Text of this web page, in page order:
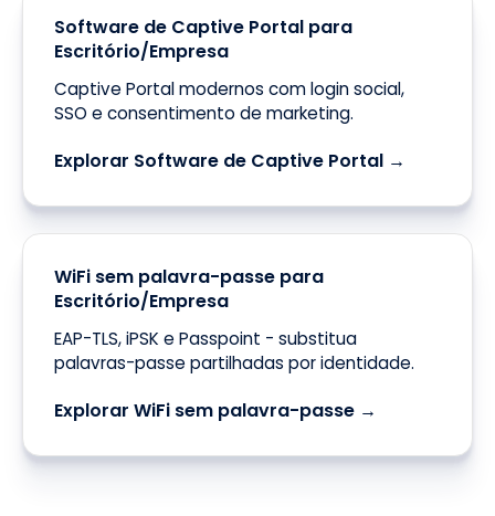
Software de Captive Portal para
Escritório/Empresa
Captive Portal modernos com login social,
SSO e consentimento de marketing.
Explorar Software de Captive Portal →
WiFi sem palavra-passe para
Escritório/Empresa
EAP-TLS, iPSK e Passpoint - substitua
palavras-passe partilhadas por identidade.
Explorar WiFi sem palavra-passe →